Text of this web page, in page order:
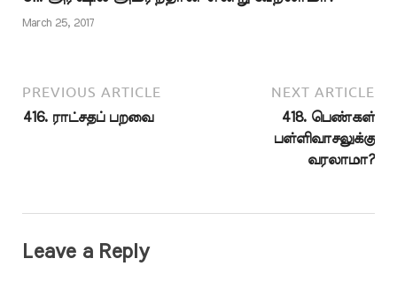
March 25, 2017
PREVIOUS ARTICLE
416. ராட்சதப் பறவை
NEXT ARTICLE
418. பெண்கள்
பள்ளிவாசலுக்கு
வரலாமா?
Leave a Reply